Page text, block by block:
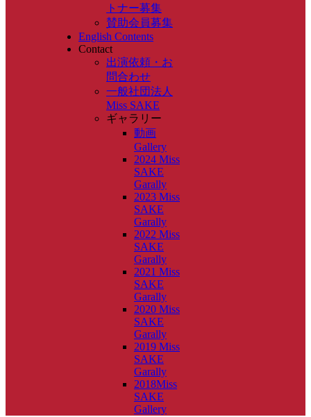
トナー募集
賛助会員募集
English Contents
Contact
出演依頼・お
問合わせ
一般社団法人
Miss SAKE
ギャラリー
動画
Gallery
2024 Miss
SAKE
Garally
2023 Miss
SAKE
Garally
2022 Miss
SAKE
Garally
2021 Miss
SAKE
Garally
2020 Miss
SAKE
Garally
2019 Miss
SAKE
Garally
2018Miss
SAKE
Gallery